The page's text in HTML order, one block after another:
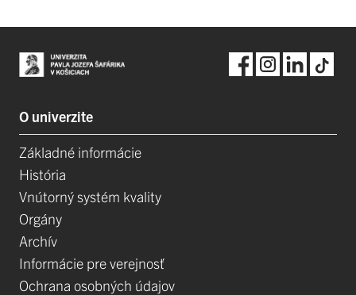
O univerzite
Základné informácie
História
Vnútorný systém kvality
Orgány
Archív
Informácie pre verejnosť
Ochrana osobných údajov